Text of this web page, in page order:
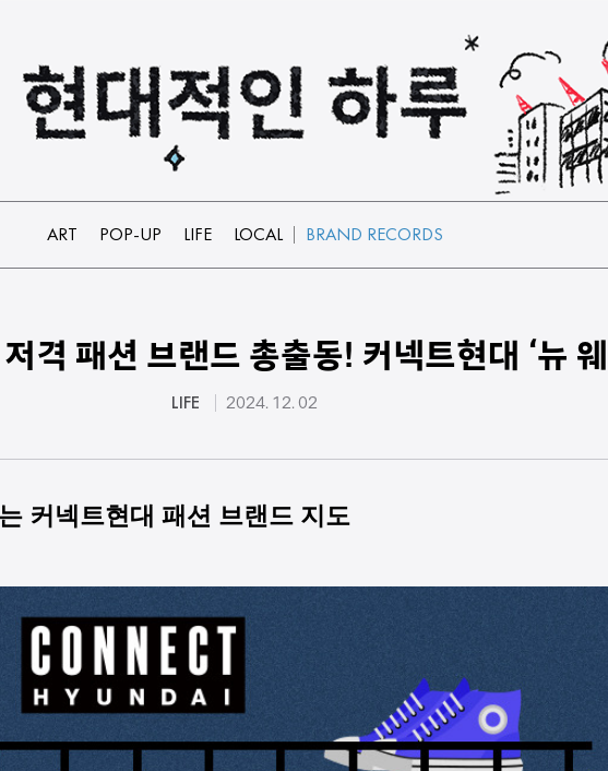
ART POP-UP LIFE LOCAL BRAND RECORDS
격 패션 브랜드 총출동! 커넥트현대 ‘뉴
LIFE 2024. 12. 02
커넥트현대 패션 브랜드 지도